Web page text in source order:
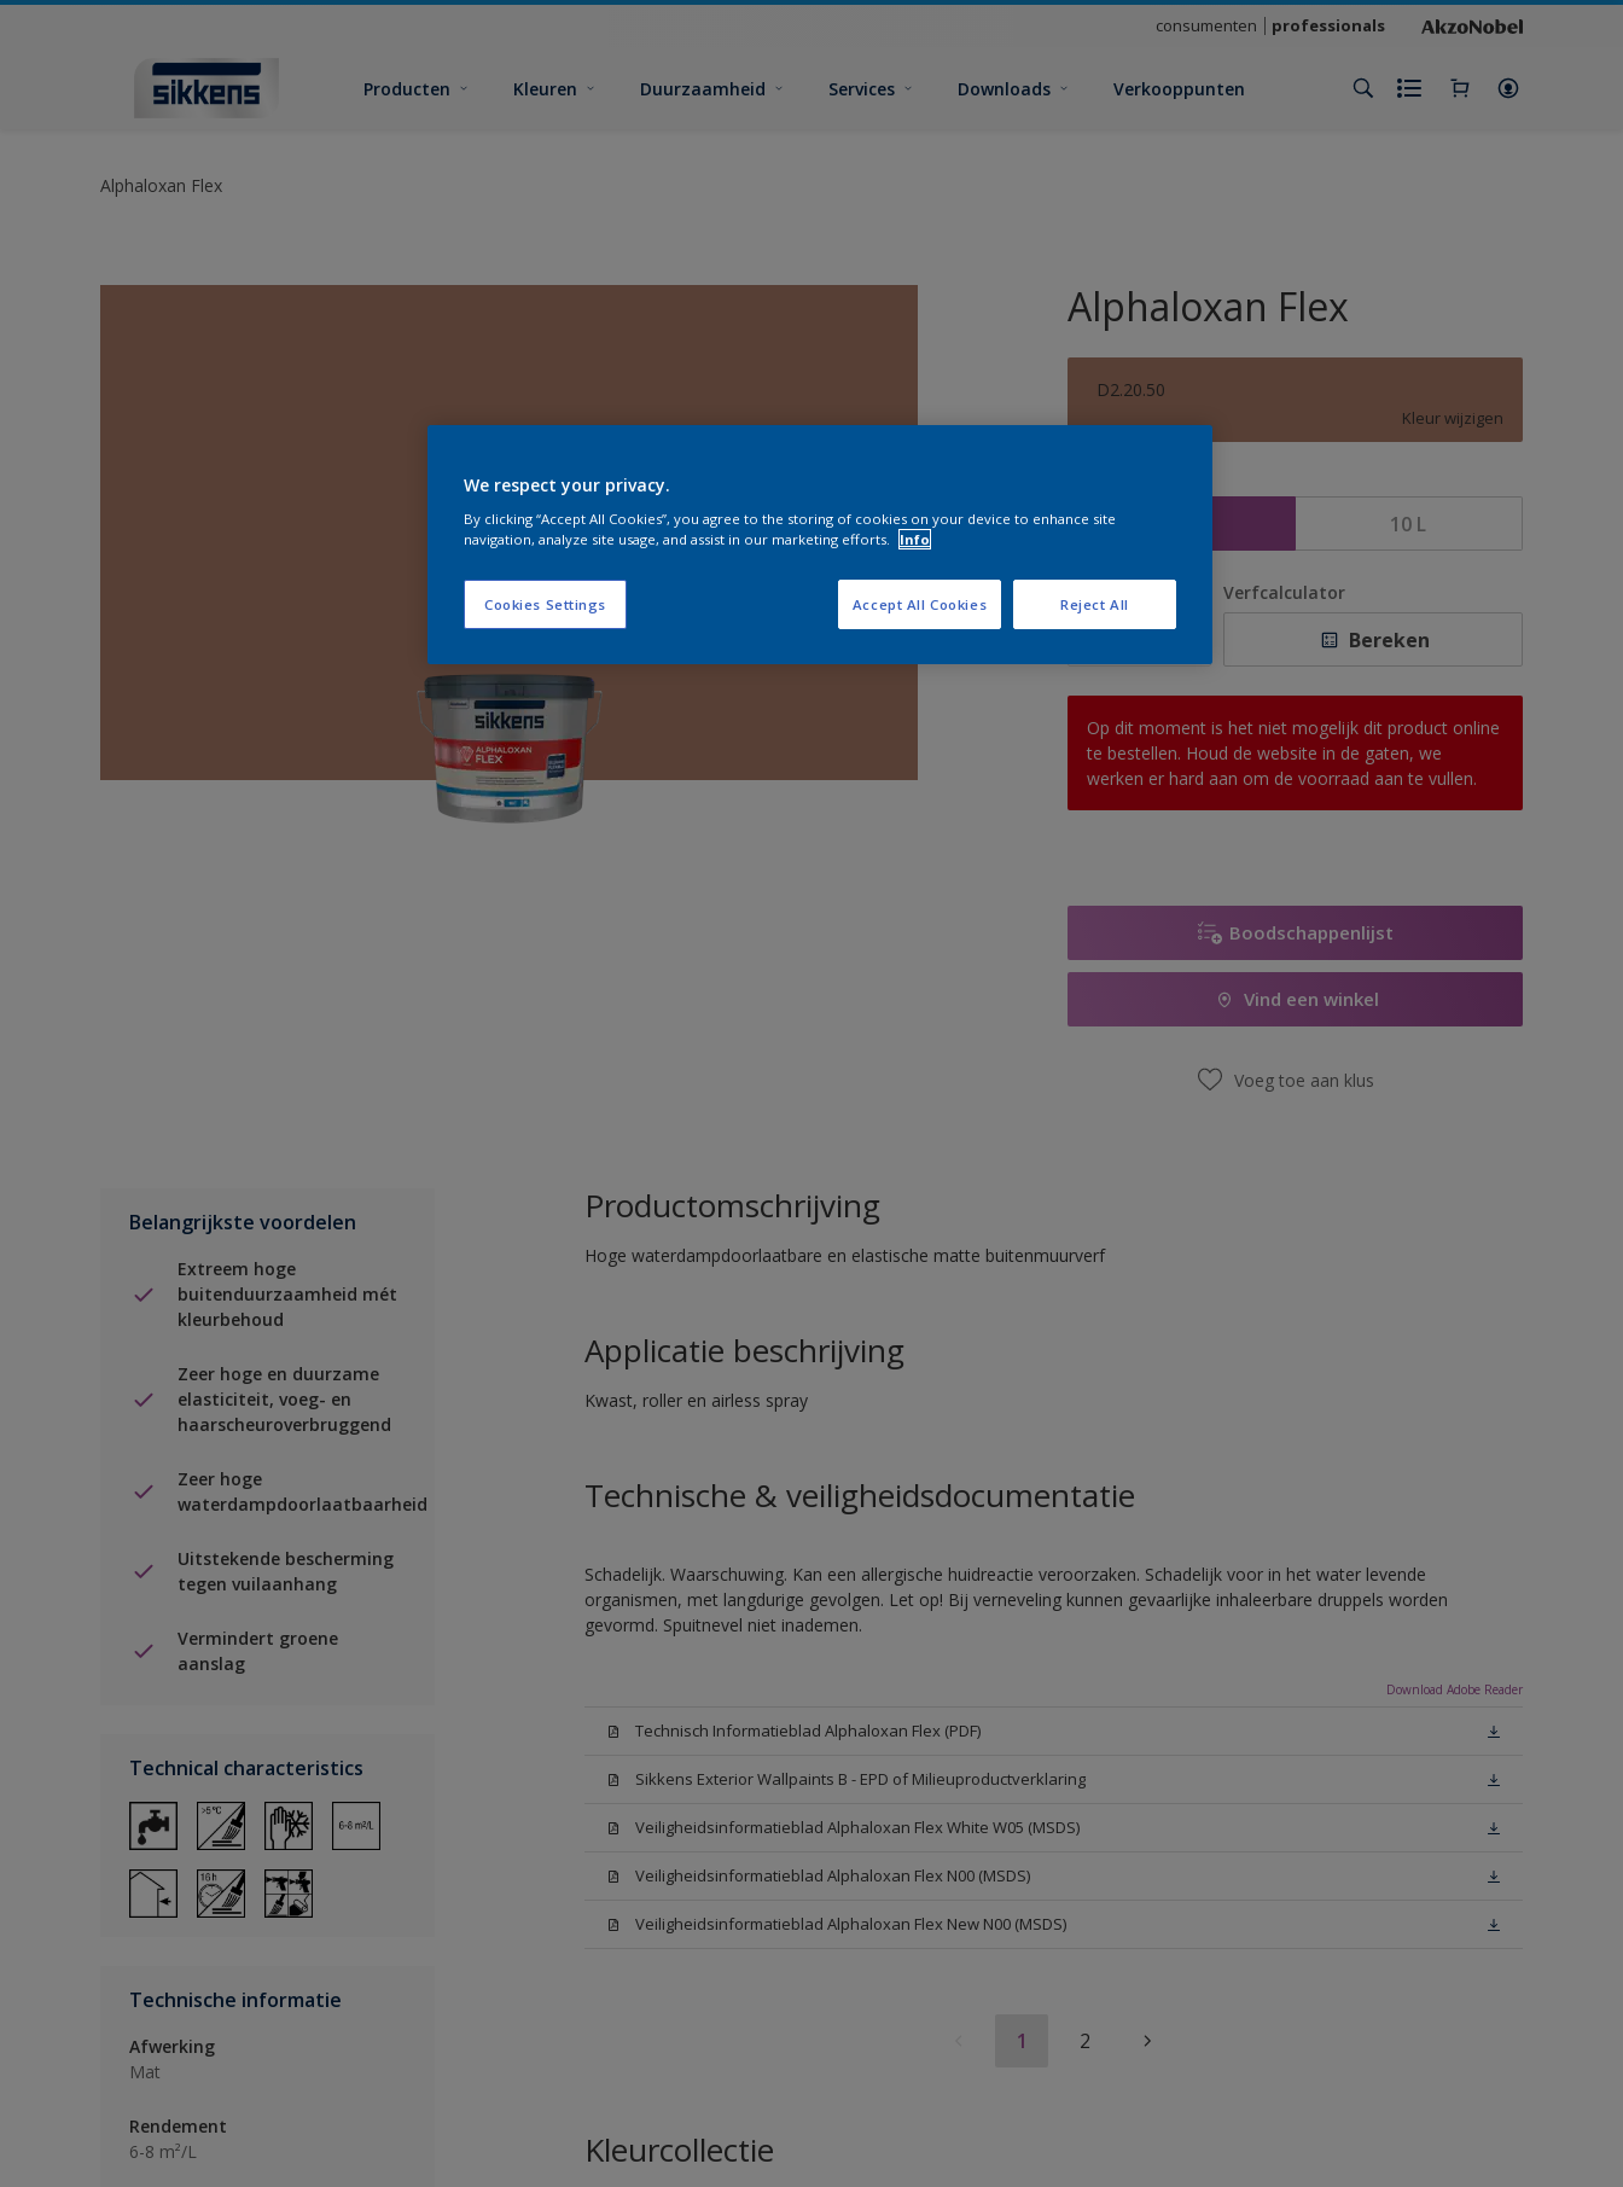
consumenten professionals
Producten Kleuren Duurzaamheid Services Downloads Verkooppunten
Alphaloxan Flex
Alphaloxan Flex
D2.20.50
Kleur wijzigen
10 L
Verfcalculator
Bereken
Op dit moment is het niet mogelijk dit product online
te bestellen. Houd de website in de gaten, we
werken er hard aan om de voorraad aan te vullen.
Boodschappenlijst
Vind een winkel
Voeg toe aan klus
Belangrijkste voordelen
Extreem hoge
buitenduurzaamheid mét
kleurbehoud
Zeer hoge en duurzame
elasticiteit, voeg- en
haarscheuroverbruggend
Zeer hoge
waterdampdoorlaatbaarheid
Uitstekende bescherming
tegen vuilaanhang
Vermindert groene
aanslag
Technical characteristics
Technische informatie
Afwerking
Mat
Rendement
6-8 m²/L
Productomschrijving
Hoge waterdampdoorlaatbare en elastische matte buitenmuurverf
Applicatie beschrijving
Kwast, roller en airless spray
Technische & veiligheidsdocumentatie
Schadelijk. Waarschuwing. Kan een allergische huidreactie veroorzaken. Schadelijk voor in het water levende
organismen, met langdurige gevolgen. Let op! Bij verneveling kunnen gevaarlijke inhaleerbare druppels worden
gevormd. Spuitnevel niet inademen.
Download Adobe Reader
Technisch Informatieblad Alphaloxan Flex (PDF)
Sikkens Exterior Wallpaints B - EPD of Milieuproductverklaring
Veiligheidsinformatieblad Alphaloxan Flex White W05 (MSDS)
Veiligheidsinformatieblad Alphaloxan Flex N00 (MSDS)
Veiligheidsinformatieblad Alphaloxan Flex New N00 (MSDS)
1 2
Kleurcollectie
We respect your privacy.
By clicking “Accept All Cookies”, you agree to the storing of cookies on your device to enhance site
navigation, analyze site usage, and assist in our marketing efforts.
Info
Cookies Settings Reject All
Accept All Cookies